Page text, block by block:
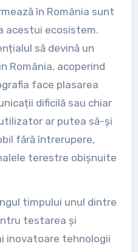
în România sunt
acestui ecosistem.
să devină un
România, acoperind
face plasarea
dificilă sau chiar
ar putea să-și
fără întrerupere,
terestre obișnuite
timpului unul dintre
testarea și
inovatoare tehnologii